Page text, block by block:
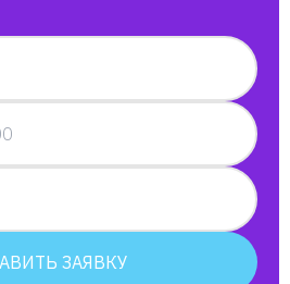
ЗАЯВКУ